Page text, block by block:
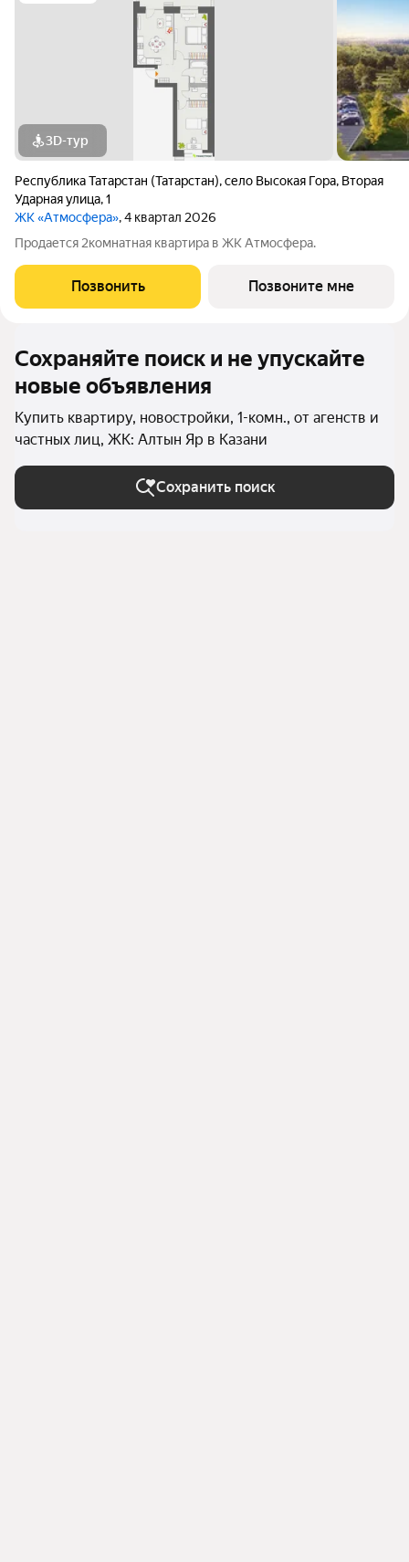
3D-тур
Республика Татарстан (Татарстан),село Высокая Гора, Вторая
Ударная улица,1
ЖК «Атмосфера», 4 квартал 2026
Продается 2комнатная квартира в ЖК Атмосфера.
Позвонить Позвоните мне
Сохраняйте поиск и не упускайте
новые объявления
Купить квартиру, новостройки, 1-комн., от агенств и
частных лиц, ЖК: Алтын Яр в Казани
Сохранить поиск